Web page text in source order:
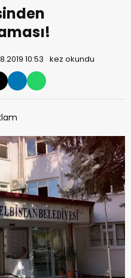
10:53 kez okundu